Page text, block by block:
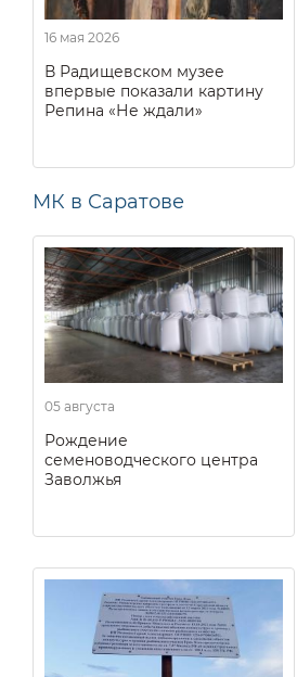
16 мая 2026
В Радищевском музее
впервые показали картину
Репина «Не ждали»
МК в Саратове
05 августа
Рождение
семеноводческого центра
Заволжья